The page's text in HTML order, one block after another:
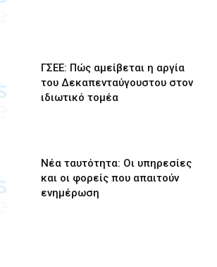
ΓΣΕΕ: Πώς αμείβεται η αργία
του Δεκαπενταύγουστου στον
ιδιωτικό τομέα
Νέα ταυτότητα: Οι υπηρεσίες
και οι φορείς που απαιτούν
ενημέρωση